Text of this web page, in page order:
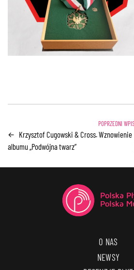
← Krzysztof Cugowski & Cross. Wznowienie
albumu „Podwójna twarz”
O NAS
NEWSY